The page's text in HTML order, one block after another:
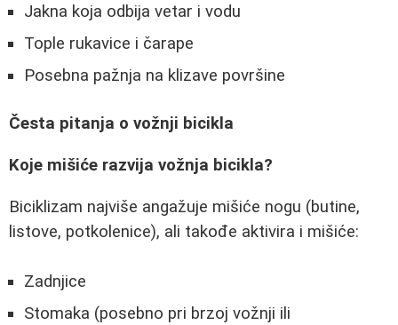
Jakna koja odbija vetar i vodu
Tople rukavice i čarape
Posebna pažnja na klizave površine
Česta pitanja o vožnji bicikla
Koje mišiće razvija vožnja bicikla?
Biciklizam najviše angažuje mišiće nogu (butine,
listove, potkolenice), ali takođe aktivira i mišiće:
Zadnjice
Stomaka (posebno pri brzoj vožnji ili